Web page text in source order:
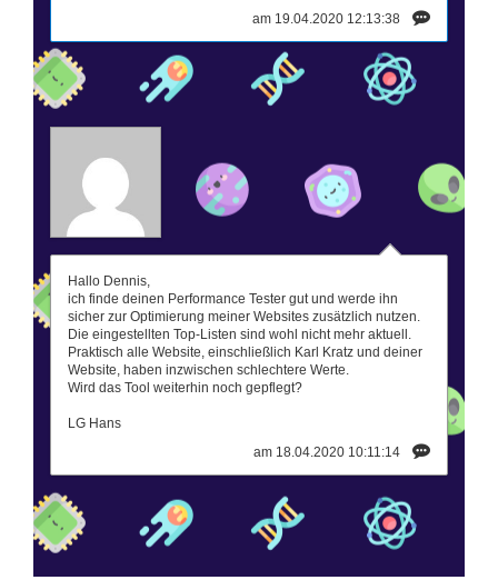
am 19.04.2020 12:13:38
Hallo Dennis,
ich finde deinen Performance Tester gut und werde ihn
sicher zur Optimierung meiner Websites zusätzlich nutzen.
Die eingestellten Top-Listen sind wohl nicht mehr aktuell.
Praktisch alle Website, einschließlich Karl Kratz und deiner
Website, haben inzwischen schlechtere Werte.
Wird das Tool weiterhin noch gepflegt?
LG Hans
am 18.04.2020 10:11:14